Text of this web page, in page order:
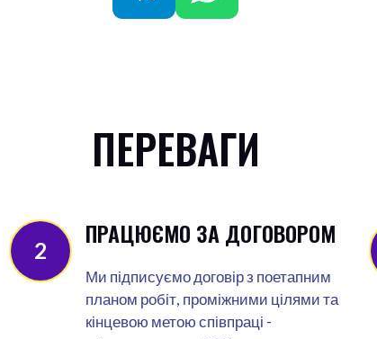
ПЕРЕВАГИ
2
ПРАЦЮЄМО ЗА ДОГОВОРОМ
Ми підписуємо договір з поетапним
планом робіт, проміжними цілями та
кінцевою метою співпраці -